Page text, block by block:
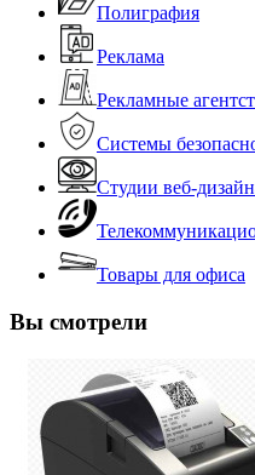
Полиграфия
Реклама
Рекламные
Системы
Студии веб-
Товары для офиса
Вы смотрели